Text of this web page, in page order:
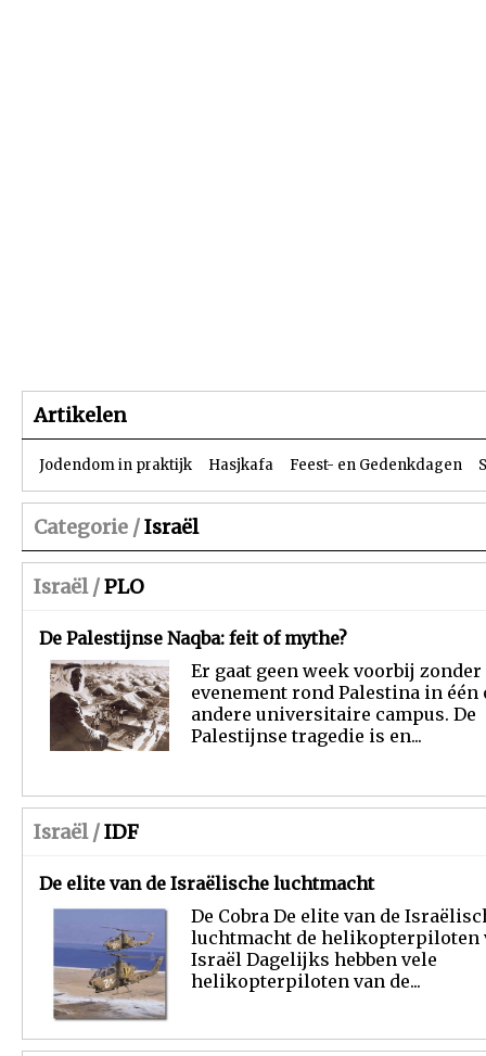
Artikelen
Jodendom in praktijk Hasjkafa Feest- en Gedenkdagen
Categorie /Israël
Israël /PLO
De Palestijnse Naqba: feit of mythe?
Er gaat geen week voorbij zonder
evenement rond Palestina in één
andere universitaire campus. De
Palestijnse tragedie is en...
Israël /IDF
De elite van de Israëlische luchtmacht
De Cobra De elite van de
luchtmacht de helikopterpiloten
Israël Dagelijks hebben vele
helikopterpiloten van de...